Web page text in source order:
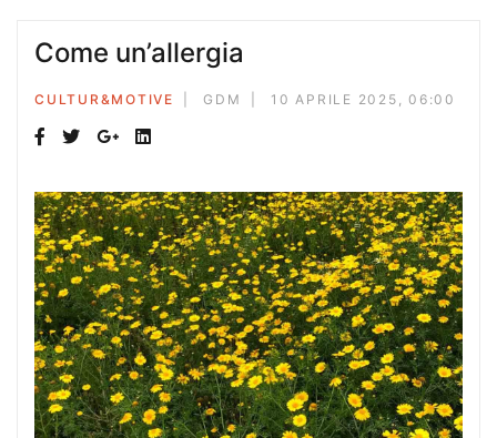
Come un’allergia
CULTUR&MOTIVE GDM 10 APRILE 2025, 06:00